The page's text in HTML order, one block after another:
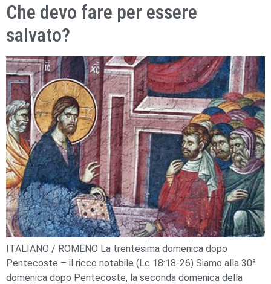
Che devo fare per essere
salvato?
ITALIANO / ROMENO La trentesima domenica dopo
Pentecoste – il ricco notabile (Lc 18:18-26) Siamo alla 30ª
domenica dopo Pentecoste, la seconda domenica della